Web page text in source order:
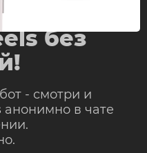
и
без
- смотри и
анонимно в чате